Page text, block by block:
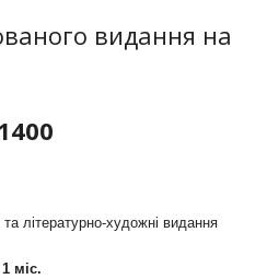
видання на
літературно-художні видання
1 міс.